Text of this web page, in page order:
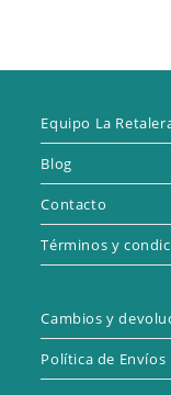
Equipo La
Blog
Contacto
Términos y
Cambios y
Política de Envíos